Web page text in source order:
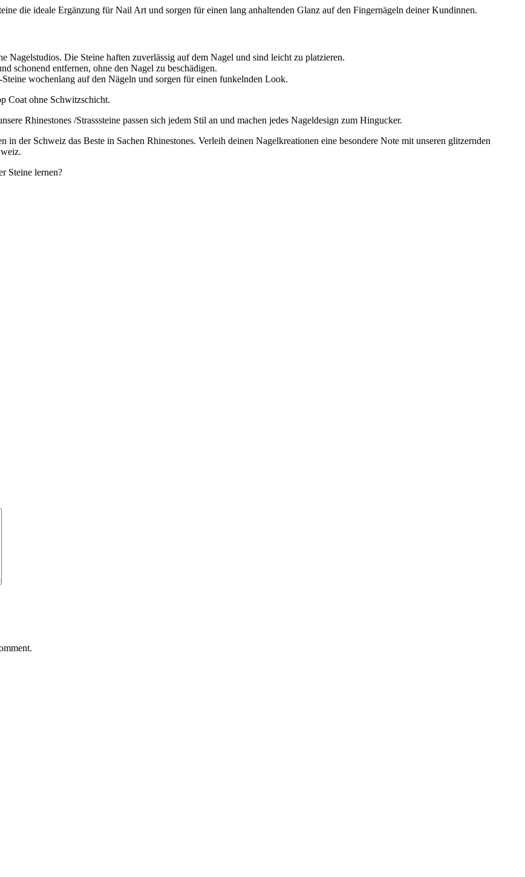
die ideale Ergänzung für Nail Art und sorgen für einen lang anhaltenden Glanz auf den Fingernägeln deiner Kundinnen.
Die Steine haften zuverlässig auf dem Nagel und sind leicht zu platzieren.
schonend entfernen, ohne den Nagel zu beschädigen.
wochenlang auf den Nägeln und sorgen für einen funkelnden Look.
Coat ohne Schwitzschicht.
Rhinestones /Strasssteine passen sich jedem Stil an und machen jedes Nageldesign zum Hingucker.
der Schweiz das Beste in Sachen Rhinestones. Verleih deinen Nagelkreationen eine besondere Note mit unseren glitzernden
Steine lernen?